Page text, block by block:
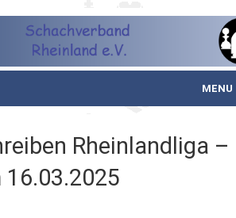
MENU
Rheinlandliga –